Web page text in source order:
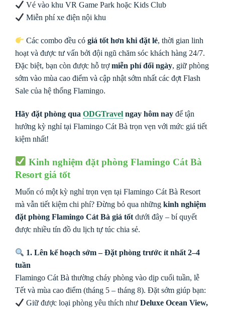
Vé vào khu VR Game Park hoặc Kids Club
Miễn phí xe điện nội khu
Các combo đều cógiá tốt hơn khi đặt lẻ, thời gian linh
hoạt và được tư vấn bởi đội ngũ chăm sóc khách hàng 24/7.
Đặc biệt, bạn còn được hỗ trợmiễn phí đổi ngày, giữ phòng
sớm vào mùa cao điểm và cập nhật sớm nhất các đợt Flash
Sale của hệ thống Flamingo.
Hãy đặt phòng qua ODGTravel ngay hôm nay để tận
hưởng kỳ nghỉ tại Flamingo Cát Bà trọn vẹn với mức giá tiết
kiệm nhất!
Kinh nghiệm đặt phòng Flamingo Cát Bà
Resort giá tốt
Muốn có một kỳ nghỉ trọn vẹn tại Flamingo Cát Bà Resort
mà vẫn tiết kiệm chi phí? Đừng bỏ qua những kinh nghiệm
đặt phòng Flamingo Cát Bà giá tốt dưới đây – bí quyết
được nhiều tín đồ du lịch tự túc chia sẻ.
1. Lên kế hoạch sớm – Đặt phòng trước ít nhất 2–4
tuần
Flamingo Cát Bà thường cháy phòng vào dịp cuối tuần, lễ
Tết và mùa cao điểm (tháng 5 – tháng 8). Đặt sớm giúp bạn:
Giữ được loại phòng yêu thích nhưDeluxe Ocean View,